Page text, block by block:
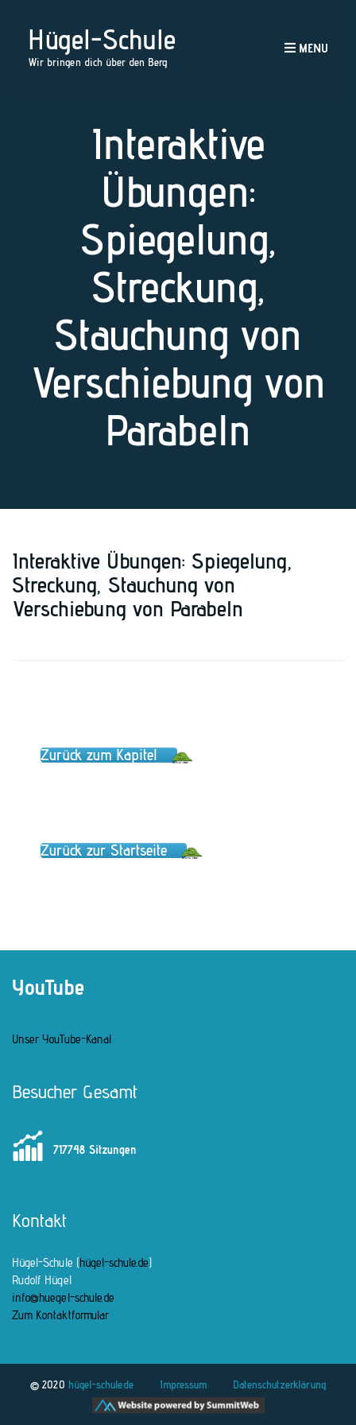
Hügel-Schule
Wir bringen dich über den Berg
MENU
Interaktive
Übungen:
Spiegelung,
Streckung,
Stauchung von
Verschiebung von
Parabeln
Interaktive Übungen: Spiegelung,
Streckung, Stauchung von
Verschiebung von Parabeln
Zurück zum Kapitel
Zurück zur Startseite
YouTube
Unser YouTube-Kanal
Besucher Gesamt
717748 Sitzungen
Kontakt
Hügel-Schule (hügel-schule.de)
Rudolf Hügel
info@huegel-schule.de
Zum Kontaktformular
© 2020 hügel-schule.de Impressum Datenschutzerklärung